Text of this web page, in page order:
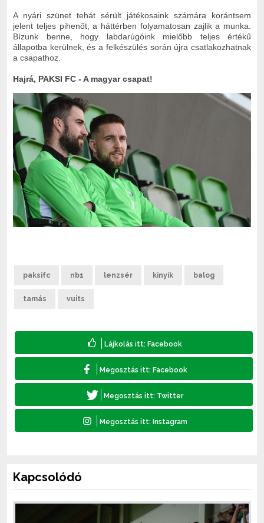
A nyári szünet tehát sérült játékosaink számára korántsem
jelent teljes pihenőt, a háttérben folyamatosan zajlik a munka.
Bízunk benne, hogy labdarúgóink mielőbb teljes értékű
állapotba kerülnek, és a felkészülés során újra csatlakozhatnak
a csapathoz.
Hajrá, PAKSI FC - A magyar csapat!
paksifc nb1 lenzsér kinyik balog
tamás vuits
Kapcsolódó